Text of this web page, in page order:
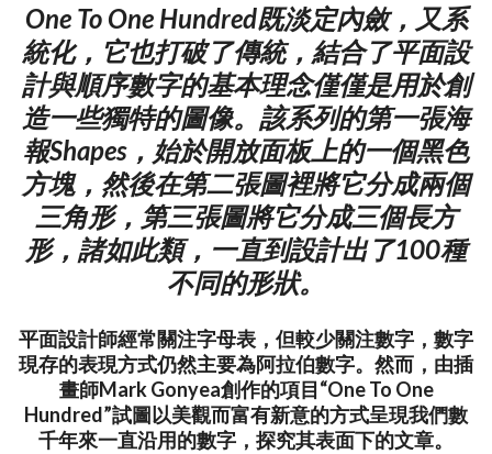
One To One Hundred既淡定內斂，又系
統化，它也打破了傳統，結合了平面設
計與順序數字的基本理念僅僅是用於創
造一些獨特的圖像。該系列的第一張海
報Shapes，始於開放面板上的一個黑色
方塊，然後在第二張圖裡將它分成兩個
三角形，第三張圖將它分成三個長方
形，諸如此類，一直到設計出了100種
不同的形狀。
平面設計師經常關注字母表，但較少關注數字，數字
現存的表現方式仍然主要為阿拉伯數字。然而，由插
畫師Mark Gonyea創作的項目“One To One
Hundred”試圖以美觀而富有新意的方式呈現我們數
千年來一直沿用的數字，探究其表面下的文章。